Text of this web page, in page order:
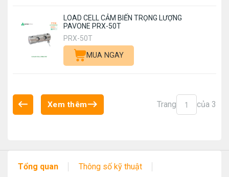
LOAD CELL CẢM BIẾN TRỌNG LƯỢNG
PAVONE PRX-50T
PRX-50T
MUA NGAY
Xem thêm Trang 1 của 3
Tổng quan Thông số kỹ thuật